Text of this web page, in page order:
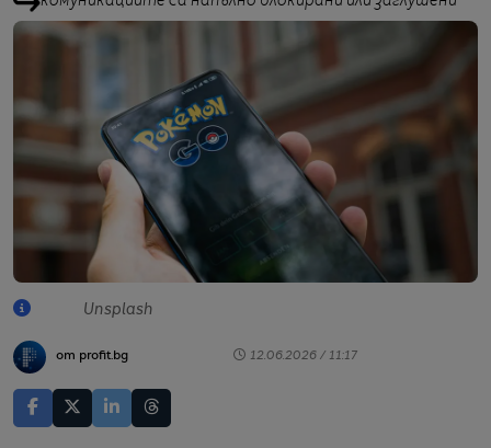
Unsplash
от profit.bg 12.06.2026 / 11:17